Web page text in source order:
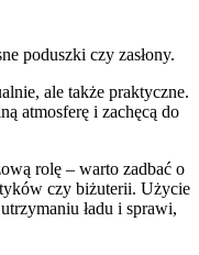
poduszki czy zasłony.
ale także praktyczne.
atmosferę i zachęcą do
rolę – warto zadbać o
czy biżuterii. Użycie
ładu i sprawi,